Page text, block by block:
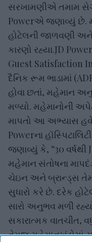
સરખામણીએ તમામ
Powerએ જણાવ્યું છે.
હોટેલની જાળવણી અને
કારણો રહ્યા.JD
Guest Satisfaction
દૈનિક રૂમ ભાડામાં
હોવા છતાં, મહેમાન
મળ્યો. મહેમાનોની
માપતો આ અભ્યાસ હવે
Powerના
જણાવ્યું કે, “30 વર્ષથી
મહેમાન સંતોષના
ચેઇન અને બ્રાન્ડ્સ
સુધારો કરે છે. દરેક
સારો અનુભવ મળી
સકારાત્મક વાતચીત,
તેમજ મહેમાનખંડોમાં